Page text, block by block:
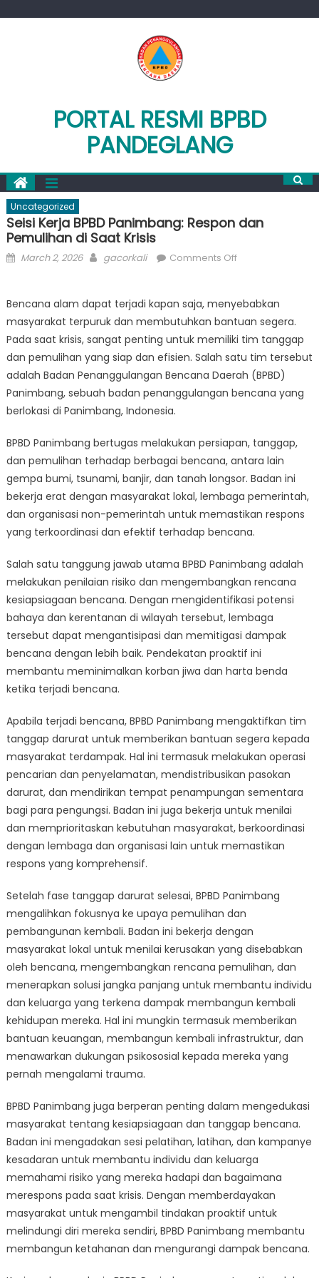
PORTAL RESMI BPBD
PANDEGLANG
Uncategorized
Seisi Kerja BPBD Panimbang: Respon dan
Pemulihan di Saat Krisis
Posted
March 2, 2026 Author
gacorkali Comments Offon
BPBD
Panimbang:
Respon
dan
Pemulihan
di
Bencana alam dapat terjadi kapan saja, menyebabkan
masyarakat terpuruk dan membutuhkan bantuan segera.
Pada saat krisis, sangat penting untuk memiliki tim tanggap
dan pemulihan yang siap dan efisien. Salah satu tim tersebut
adalah Badan Penanggulangan Bencana Daerah (BPBD)
Panimbang, sebuah badan penanggulangan bencana yang
berlokasi di Panimbang, Indonesia.
BPBD Panimbang bertugas melakukan persiapan, tanggap,
dan pemulihan terhadap berbagai bencana, antara lain
gempa bumi, tsunami, banjir, dan tanah longsor. Badan ini
bekerja erat dengan masyarakat lokal, lembaga pemerintah,
dan organisasi non-pemerintah untuk memastikan respons
yang terkoordinasi dan efektif terhadap bencana.
Salah satu tanggung jawab utama BPBD Panimbang adalah
melakukan penilaian risiko dan mengembangkan rencana
kesiapsiagaan bencana. Dengan mengidentifikasi potensi
bahaya dan kerentanan di wilayah tersebut, lembaga
tersebut dapat mengantisipasi dan memitigasi dampak
bencana dengan lebih baik. Pendekatan proaktif ini
membantu meminimalkan korban jiwa dan harta benda
ketika terjadi bencana.
Apabila terjadi bencana, BPBD Panimbang mengaktifkan tim
tanggap darurat untuk memberikan bantuan segera kepada
masyarakat terdampak. Hal ini termasuk melakukan operasi
pencarian dan penyelamatan, mendistribusikan pasokan
darurat, dan mendirikan tempat penampungan sementara
bagi para pengungsi. Badan ini juga bekerja untuk menilai
dan memprioritaskan kebutuhan masyarakat, berkoordinasi
dengan lembaga dan organisasi lain untuk memastikan
respons yang komprehensif.
Setelah fase tanggap darurat selesai, BPBD Panimbang
mengalihkan fokusnya ke upaya pemulihan dan
pembangunan kembali. Badan ini bekerja dengan
masyarakat lokal untuk menilai kerusakan yang disebabkan
oleh bencana, mengembangkan rencana pemulihan, dan
menerapkan solusi jangka panjang untuk membantu individu
dan keluarga yang terkena dampak membangun kembali
kehidupan mereka. Hal ini mungkin termasuk memberikan
bantuan keuangan, membangun kembali infrastruktur, dan
menawarkan dukungan psikososial kepada mereka yang
pernah mengalami trauma.
BPBD Panimbang juga berperan penting dalam mengedukasi
masyarakat tentang kesiapsiagaan dan tanggap bencana.
Badan ini mengadakan sesi pelatihan, latihan, dan kampanye
kesadaran untuk membantu individu dan keluarga
memahami risiko yang mereka hadapi dan bagaimana
merespons pada saat krisis. Dengan memberdayakan
masyarakat untuk mengambil tindakan proaktif untuk
melindungi diri mereka sendiri, BPBD Panimbang membantu
membangun ketahanan dan mengurangi dampak bencana.